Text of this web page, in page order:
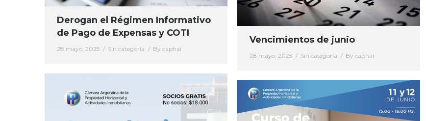
Derogan el Régimen Informativo
de Pago de Expensas y COTI
28 mayo, 2025 Sin categoría By caphai
Vencimientos de junio
28 mayo, 2025 Sin categoría By caphai